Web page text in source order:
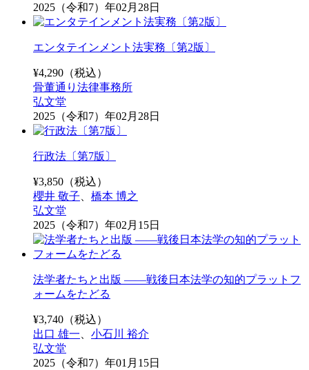
2025（令和7）年02月28日
エンタテインメント法実務〔第2版〕
¥4,290 （税込）
骨董通り法律事務所
弘文堂
2025（令和7）年02月28日
行政法〔第7版〕
¥3,850 （税込）
櫻井 敬子
橋本 博之
弘文堂
2025（令和7）年02月15日
法学者たちと出版 ――戦後日本法学の知的プラットフ
ォームをたどる
¥3,740 （税込）
出口 雄一
小石川 裕介
弘文堂
2025（令和7）年01月15日